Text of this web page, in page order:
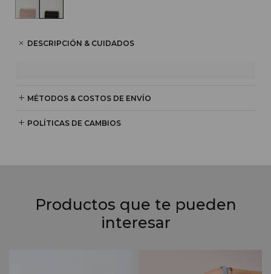
DESCRIPCIÓN & CUIDADOS
MÉTODOS & COSTOS DE ENVÍO
POLÍTICAS DE CAMBIOS
Productos que te pueden
interesar